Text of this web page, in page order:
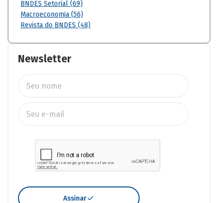
BNDES Setorial (69)
Macroeconomia (56)
Revista do BNDES (48)
Newsletter
Assinar